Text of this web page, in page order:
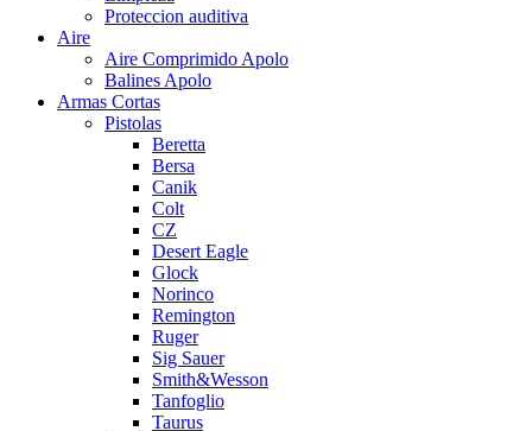
Proteccion auditiva
Aire
Aire Comprimido Apolo
Balines Apolo
Armas Cortas
Pistolas
Beretta
Bersa
Canik
Colt
CZ
Desert Eagle
Glock
Norinco
Remington
Ruger
Sig Sauer
Smith&Wesson
Tanfoglio
Taurus